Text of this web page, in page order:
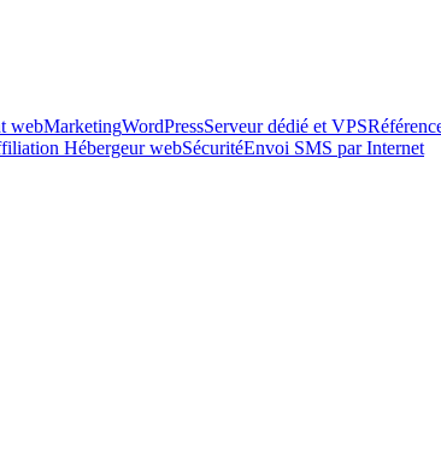
webMarketingWordPressServeur dédié et VPS
Hébergeur webSécuritéEnvoi SMS par Internet